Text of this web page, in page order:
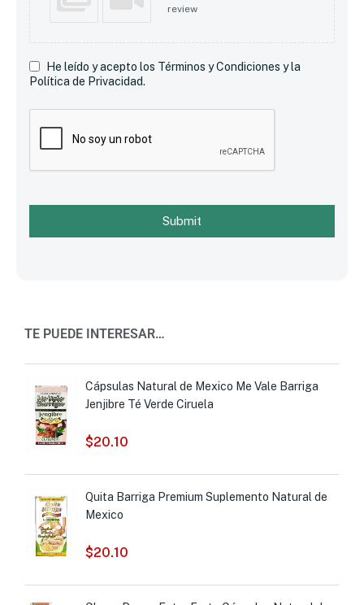
review
He leído y acepto los Términos y Condiciones y la
Política de Privacidad.
Submit
TE PUEDE INTERESAR…
Cápsulas Natural de Mexico Me Vale Barriga
Jenjibre Té Verde Ciruela
$20.10
Quita Barriga Premium Suplemento Natural de
Mexico
$20.10